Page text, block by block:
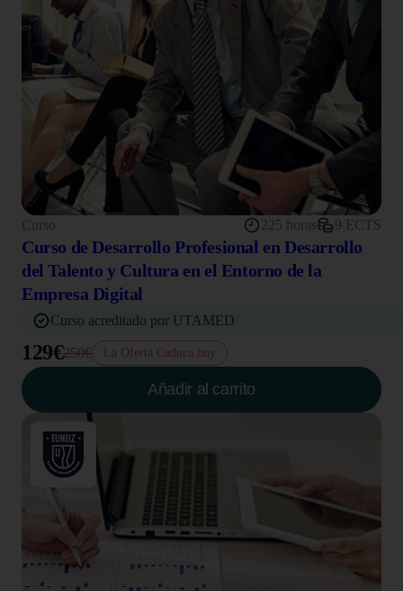
Curso 225 horas 9 ECTS
Curso de Desarrollo Profesional en Desarrollo
del Talento y Cultura en el Entorno de la
Empresa Digital
Curso acreditado por UTAMED
129€250€ La Oferta Caduca hoy
Añadir al carrito